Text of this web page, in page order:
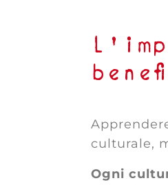
culturale,
Ogni